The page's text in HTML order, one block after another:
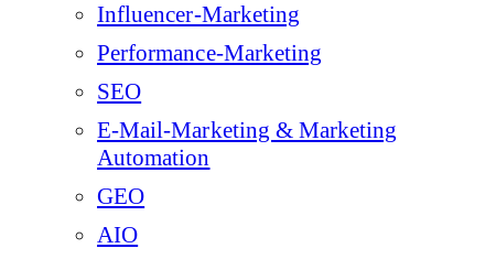
Influencer-Marketing
Performance-Marketing
SEO
E-Mail-Marketing & Marketing
Automation
GEO
AIO